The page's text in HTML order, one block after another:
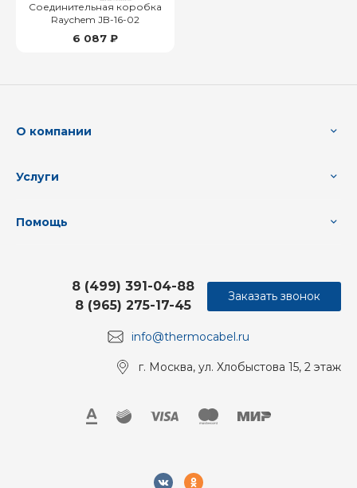
Соединительная коробка
Raychem JB-16-02
6 087 ₽
О компании
Услуги
Помощь
info@thermocabel.ru
8 (499) 391-04-88
8 (965) 275-17-45
г. Москва, ул. Хлобыстова 15, 2 этаж
Заказать звонок